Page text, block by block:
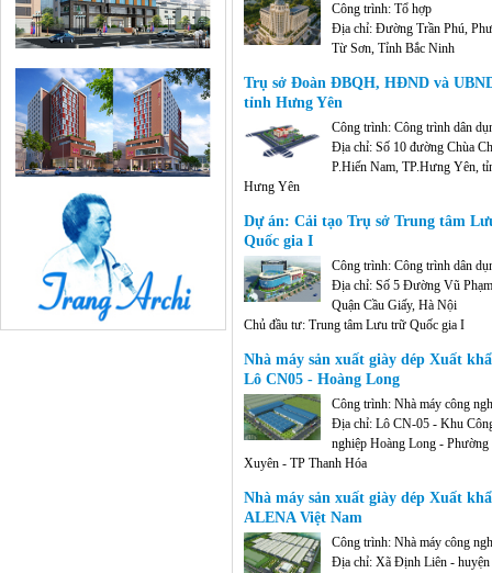
Công trình: Tổ hợp
Địa chỉ: Đường Trần Phú,
Từ Sơn, Tỉnh Bắc Ninh
Diện tích: 60.000 m2 sàn xây dựng
Trụ sở Đoàn ĐBQH, HĐND và
tỉnh Hưng Yên
Công trình: Công trình dân
Địa chỉ: Số 10 đường Chùa
P.Hiến Nam, TP.Hưng Yên,
Hưng Yên
Yên
Diện tích: 2 ha
Dự án: Cải tạo Trụ sở Trung tâm
Quốc gia I
Công trình: Công trình dân
Địa chỉ: Số 5 Đường Vũ
Quận Cầu Giấy, Hà Nội
Chủ đầu tư: Trung tâm Lưu trữ Quốc gia I
Nhà máy sản xuất giày dép Xuất
Lô CN05 - Hoàng Long
Công trình: Nhà máy công
Địa chỉ: Lô CN-05 - Khu
nghiệp Hoàng Long - Phường
Xuyên - TP Thanh Hóa
Diện tích: Diện tích quy hoạch chi tiết xây
21.153,5 m2
Nhà máy sản xuất giày dép Xuất
ALENA Việt Nam
Công trình: Nhà máy công
Địa chỉ: Xã Định Liên - huyện